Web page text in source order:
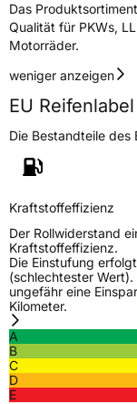
Allgemeine
Herstellerkontakt
Das
Qualität für PKWs,
Motorräder.
weniger anzeigen
EU Reifenlabel
Die Bestandteile des
Kraftstoffeffizienz
Der Rollwiderstand
Kraftstoffeffizienz.
Die Einstufung
(schlechtester Wert).
ungefähr eine
Kilometer.
A
B
C
D
E